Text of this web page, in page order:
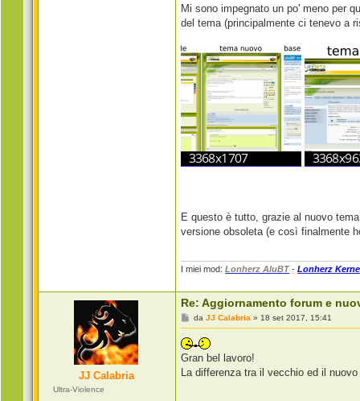
Mi sono impegnato un po' meno per
del tema (principalmente ci tenevo a
E questo è tutto, grazie al nuovo
versione obsoleta (e così finalmente
I miei mod:Lonherz AluBT-Lonherz
JJ Calabria
Ultra-Violence
Re: Aggiornamento forum e
M
e
s
a
g
daJJ Calabria » 18 set 2017, 15:41
Gran bel lavoro!
La differenza tra il vecchio ed il